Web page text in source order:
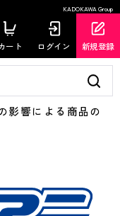
KADOKAWA Group
ート ログイン 新規登録
響による商品の